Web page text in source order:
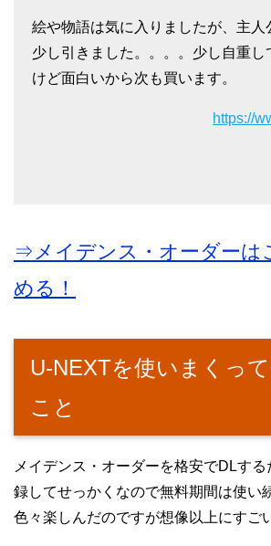
絵や物語は気に入りましたが、主人
少し引きました。。。。少し自重し
けど面白いから次も買います。
https://
⇒メイデンス・オーダーは
める！
U-NEXTを使いまくっ
こと
メイデンス・オーダーを格安でDLす
録してせっかくなので無料期間は使い
色々楽しんだのですが想像以上にすご